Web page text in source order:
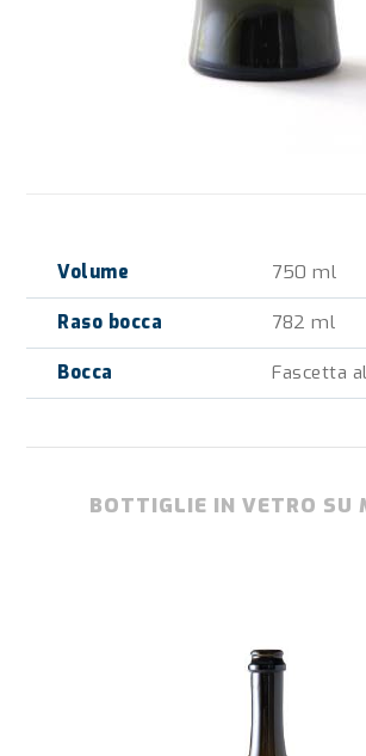
Volume 750 ml
Raso bocca 782 ml
Bocca Fascetta
BOTTIGLIE IN VETRO SU